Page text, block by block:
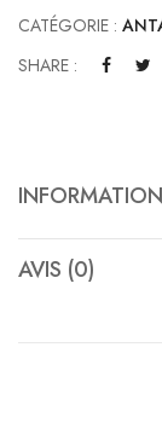
CATÉGORIE :
SHARE :
AVIS (0)